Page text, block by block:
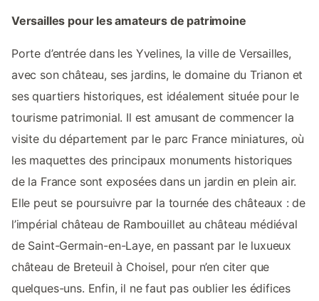
Versailles pour les amateurs de patrimoine
Porte d’entrée dans les Yvelines, la ville de Versailles,
avec son château, ses jardins, le domaine du Trianon et
ses quartiers historiques, est idéalement située pour le
tourisme patrimonial. Il est amusant de commencer la
visite du département par le parc France miniatures, où
les maquettes des principaux monuments historiques
de la France sont exposées dans un jardin en plein air.
Elle peut se poursuivre par la tournée des châteaux : de
l’impérial château de Rambouillet au château médiéval
de Saint-Germain-en-Laye, en passant par le luxueux
château de Breteuil à Choisel, pour n’en citer que
quelques-uns. Enfin, il ne faut pas oublier les édifices